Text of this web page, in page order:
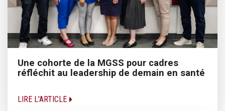
Une cohorte de la MGSS pour cadres
réfléchit au leadership de demain en santé
LIRE L'ARTICLE